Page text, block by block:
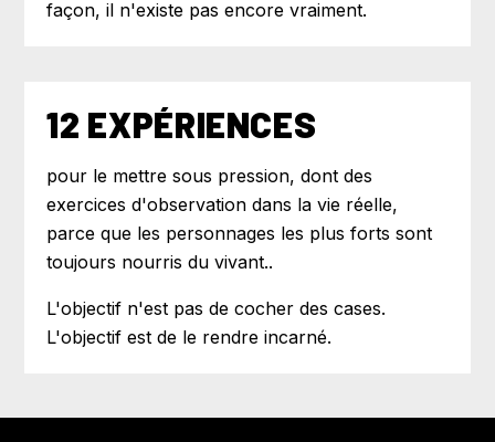
façon, il n'existe pas encore vraiment.
12 EXPÉRIENCES
pour le mettre sous pression, dont des
exercices d'observation dans la vie réelle,
parce que les personnages les plus forts sont
toujours nourris du vivant..
L'objectif n'est pas de cocher des cases.
L'objectif est de le rendre incarné.